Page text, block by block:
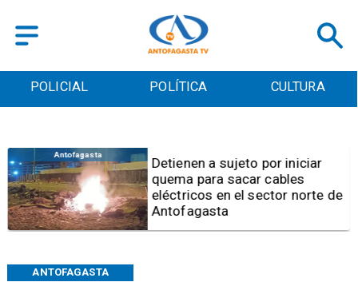
POLICIAL POLÍTICA CULTURA
ANTOFAGASTA
Antofagasta
Detienen a sujeto por iniciar
quema para sacar cables
eléctricos en el sector norte de
Antofagasta